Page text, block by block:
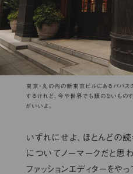
東京・丸の内の新東京ビルにあるパパ
するけれど、今や世界でも類のないもの
がいいよ。
いずれにせよ、ほとんどの
についてノーマークだと思
ファッションエディターをや